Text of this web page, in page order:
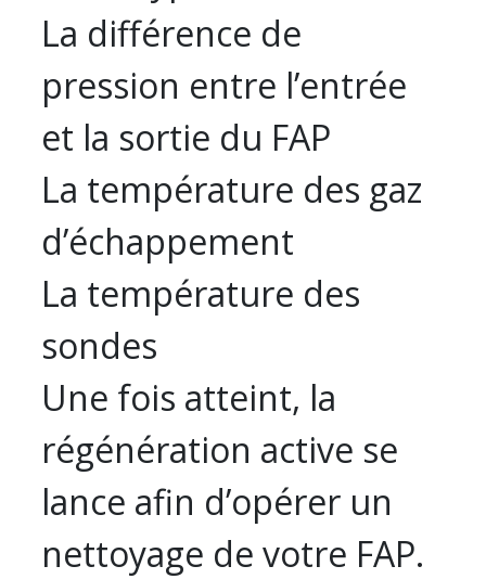
La différence de
pression entre l’entrée
et la sortie du FAP
La température des gaz
d’échappement
La température des
sondes
Une fois atteint, la
régénération active se
lance afin d’opérer un
nettoyage de votre FAP.